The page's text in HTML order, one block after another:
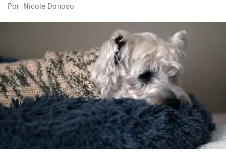
Por Nicole Donoso